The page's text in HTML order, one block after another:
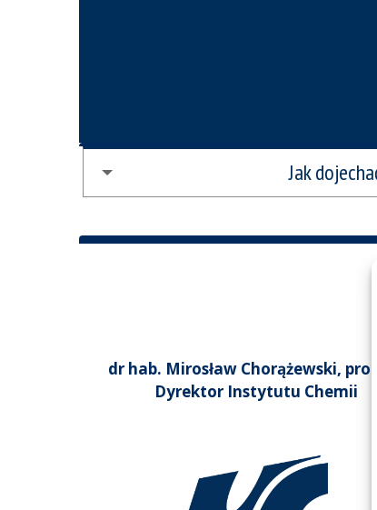
Jak
dr hab. Mirosław Chorążewski,
Dyrektor Instytutu Chemii